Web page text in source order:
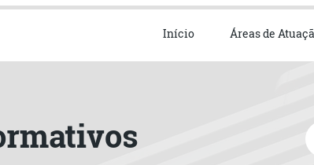
Início Áreas de